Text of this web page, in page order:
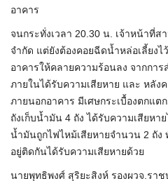
อาคาร
จนกระทั่งเวลา 20.30 น. เจ้าหน้าที่ส
จำกัด แต่ยังต้องคอยฉีดน้ำหล่อเลี้ยงไ
อาคารให้คลายความร้อนลง จากการ
ภายในได้รับความเสียหาย และ หลัง
ภายนอกอาคาร มีเศษกระเบื้องตกแต
ถังเก็บน้ำมัน 4 ถัง ได้รับความเสียห
น้ำมันถูกไฟไหม้เสียหายจำนวน 2 ถัง
อยู่ติดกันได้รับความเสียหายด้วย
นายพุทธิพงศ์ สุริยะสิงห์ รองผวจ.รา